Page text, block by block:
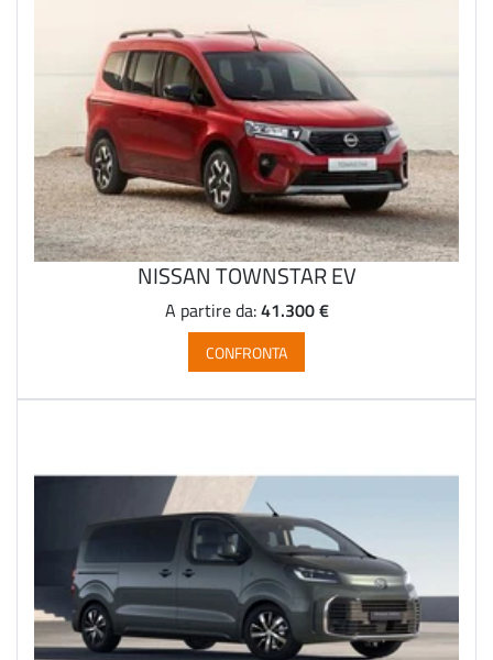
NISSAN TOWNSTAR EV
A partire da:41.300 €
CONFRONTA